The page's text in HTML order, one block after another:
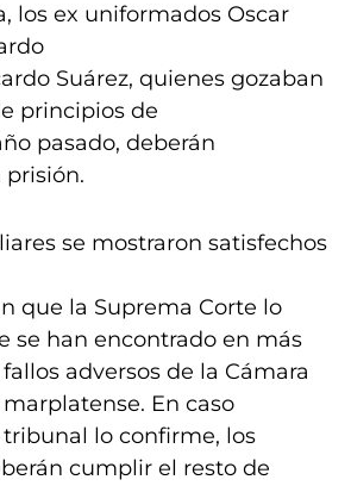
los ex uniformados Oscar
Suárez, quienes gozaban
principios de
pasado, deberán
se mostraron satisfechos
que la Suprema Corte lo
se han encontrado en más
adversos de la Cámara
En caso
lo confirme, los
cumplir el resto de